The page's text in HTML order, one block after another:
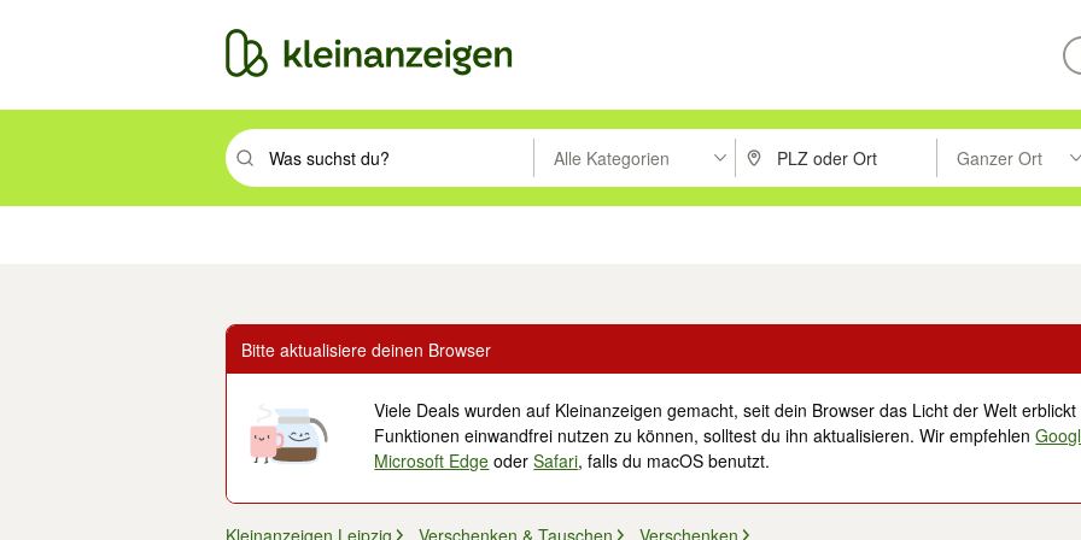
Suchbegriff eingeben. Eingabetaste drücken um zu suchen, oder Vorschläge mit den Pfeiltasten nach oben/
Alle Kategorien PLZ oder Ort eingeben. Eingabetaste
Ganzer Ort
Suche im
Bitte aktualisiere deinen Browser
Viele Deals wurden auf Kleinanzeigen gemacht, seit dein Browser das Licht der Welt
Funktionen einwandfrei nutzen zu können, solltest du ihn aktualisieren. Wir empfehlen
Microsoft Edge oderSafari, falls du macOS benutzt.
Kleinanzeigen Leipzig Verschenken & Tauschen Verschenken